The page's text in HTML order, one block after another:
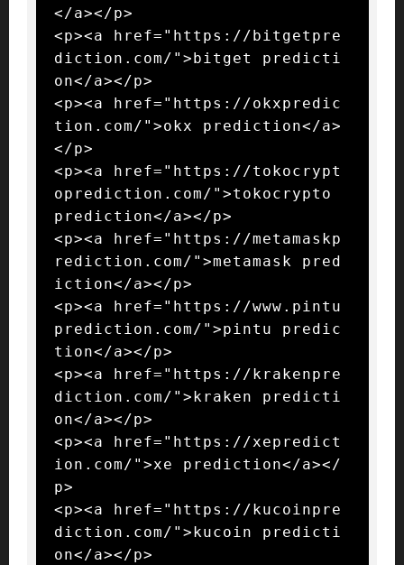
</a></p>
<p><a href="https://bitgetpre
diction.com/">bitget predicti
on</a></p>
<p><a href="https://okxpredic
tion.com/">okx prediction</a>
</p>
<p><a href="https://tokocrypt
oprediction.com/">tokocrypto
prediction</a></p>
<p><a href="https://metamaskp
rediction.com/">metamask pred
iction</a></p>
<p><a href="https://www.pintu
prediction.com/">pintu predic
tion</a></p>
<p><a href="https://krakenpre
diction.com/">kraken predicti
on</a></p>
<p><a href="https://xepredict
ion.com/">xe prediction</a></
p>
<p><a href="https://kucoinpre
diction.com/">kucoin predicti
on</a></p>